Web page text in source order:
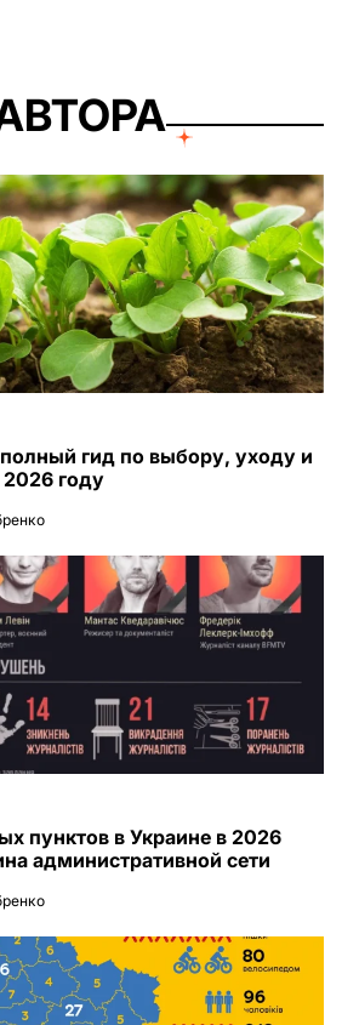
гид по выбору, уходу и
году
пунктов в Украине в 2026
административной сети